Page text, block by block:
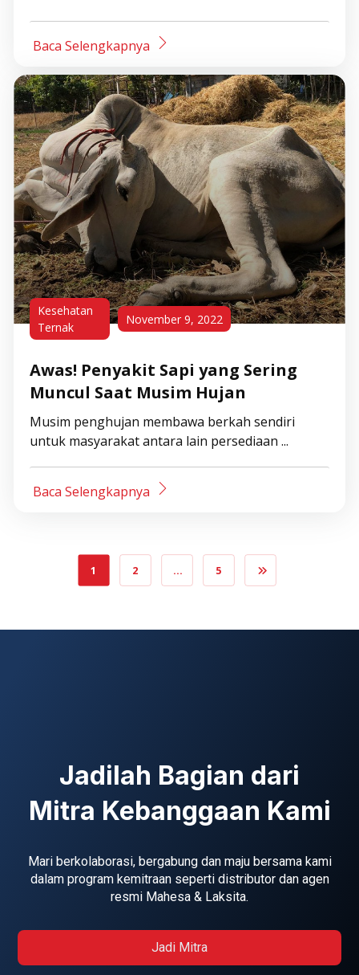
Baca Selengkapnya
Kesehatan
Ternak
November 9, 2022
Awas! Penyakit Sapi yang Sering
Muncul Saat Musim Hujan
Musim penghujan membawa berkah sendiri
untuk masyarakat antara lain persediaan ...
Baca Selengkapnya
1 2 … 5
Jadilah Bagian dari
Mitra Kebanggaan Kami
Mari berkolaborasi, bergabung dan maju bersama kami
dalam program kemitraan seperti distributor dan agen
resmi Mahesa & Laksita.
Jadi Mitra